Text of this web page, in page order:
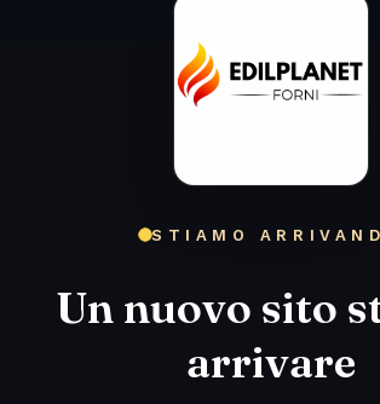
STIAMO
Un nuovo sito
arrivare